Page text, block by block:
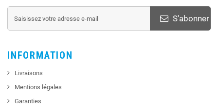
S'abonner
INFORMATION
Livraisons
Mentions légales
Garanties